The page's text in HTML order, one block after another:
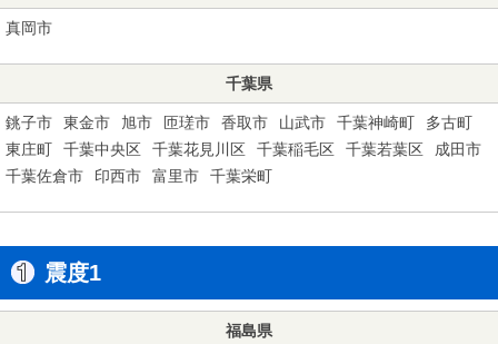
真岡市
千葉県
銚子市 東金市 旭市 匝瑳市 香取市 山武市 千葉神崎町
多古町
東庄町
千葉中央区 千葉花見川区 千葉稲毛区 千葉若葉区
成田市
千葉佐倉市
印西市 富里市 千葉栄町
震度1
福島県